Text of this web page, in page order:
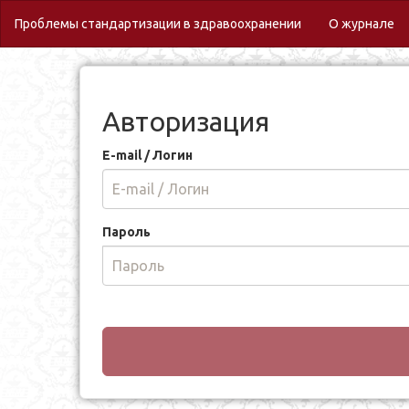
Проблемы стандартизации в здравоохранении О журнале
Авторизация
E-mail / Логин
Пароль